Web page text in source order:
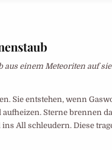
aus einem Meteoriten auf
Sie entstehen, wenn
Sterne brennen
All schleudern. Diese